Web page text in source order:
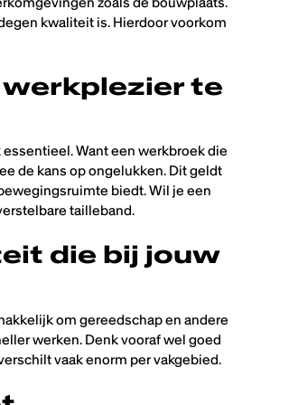
kwaliteit is. Hierdoor voorkom
te
Want een werkbroek die
de kans op ongelukken. Dit geldt
biedt. Wil je een
tailleband.
die bij jouw
om gereedschap en andere
werken. Denk vooraf wel goed
vaak enorm per vakgebied.